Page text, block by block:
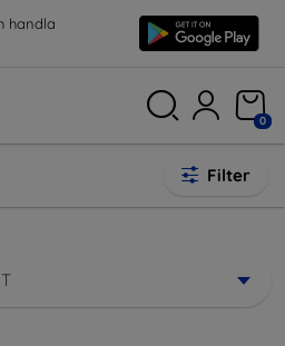
handla
0
Filter